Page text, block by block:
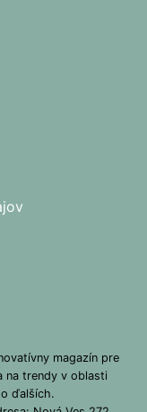
magazín pre
na trendy v oblasti
ďalších.